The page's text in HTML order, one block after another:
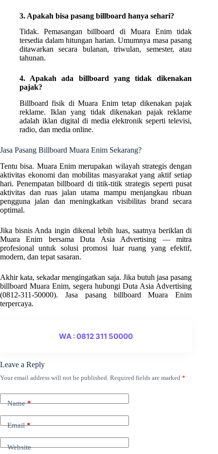
3. Apakah bisa pasang billboard hanya sehari?
Tidak. Pemasangan billboard di Muara Enim tidak
tersedia dalam hitungan harian. Umumnya masa pasang
ditawarkan secara bulanan, triwulan, semester, atau
tahunan.
4. Apakah ada billboard yang tidak dikenakan
pajak?
Billboard fisik di Muara Enim tetap dikenakan pajak
reklame. Iklan yang tidak dikenakan pajak reklame
adalah iklan digital di media elektronik seperti televisi,
radio, dan media online.
Jasa Pasang Billboard Muara Enim Sekarang?
Tentu bisa. Muara Enim merupakan wilayah strategis dengan
aktivitas ekonomi dan mobilitas masyarakat yang aktif setiap
hari. Penempatan billboard di titik-titik strategis seperti pusat
aktivitas dan ruas jalan utama mampu menjangkau ribuan
pengguna jalan dan meningkatkan visibilitas brand secara
optimal.
Jika bisnis Anda ingin dikenal lebih luas, saatnya beriklan di
Muara Enim bersama Duta Asia Advertising — mitra
profesional untuk solusi promosi luar ruang yang efektif,
modern, dan tepat sasaran.
Akhir kata, sekadar mengingatkan saja. Jika butuh jasa pasang
billboard Muara Enim, segera hubungi Duta Asia Advertising
(0812-311-50000). Jasa pasang billboard Muara Enim
terpercaya.
WA : 0812 311 50000
Leave a Reply
Your email address will not be published. Required fields are marked *
Name*
Email*
Website